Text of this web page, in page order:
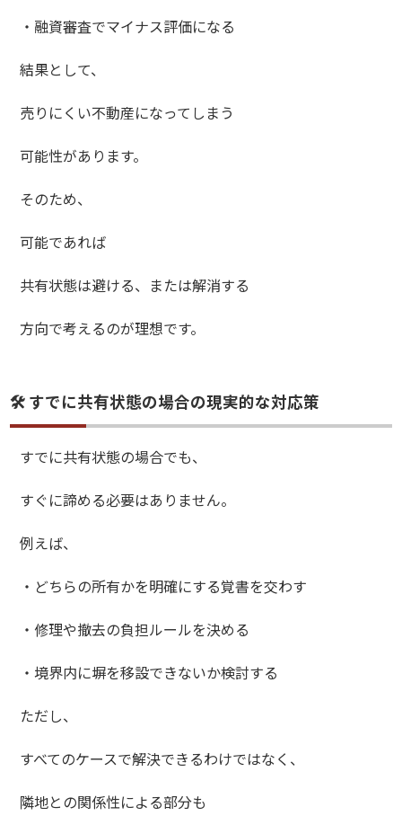
・融資審査でマイナス評価になる
結果として、
売りにくい不動産になってしまう
可能性があります。
そのため、
可能であれば
共有状態は避ける、または解消する
方向で考えるのが理想です。
🛠️ すでに共有状態の場合の現実的な対応策
すでに共有状態の場合でも、
すぐに諦める必要はありません。
例えば、
・どちらの所有かを明確にする覚書を交わす
・修理や撤去の負担ルールを決める
・境界内に塀を移設できないか検討する
ただし、
すべてのケースで解決できるわけではなく、
隣地との関係性による部分も